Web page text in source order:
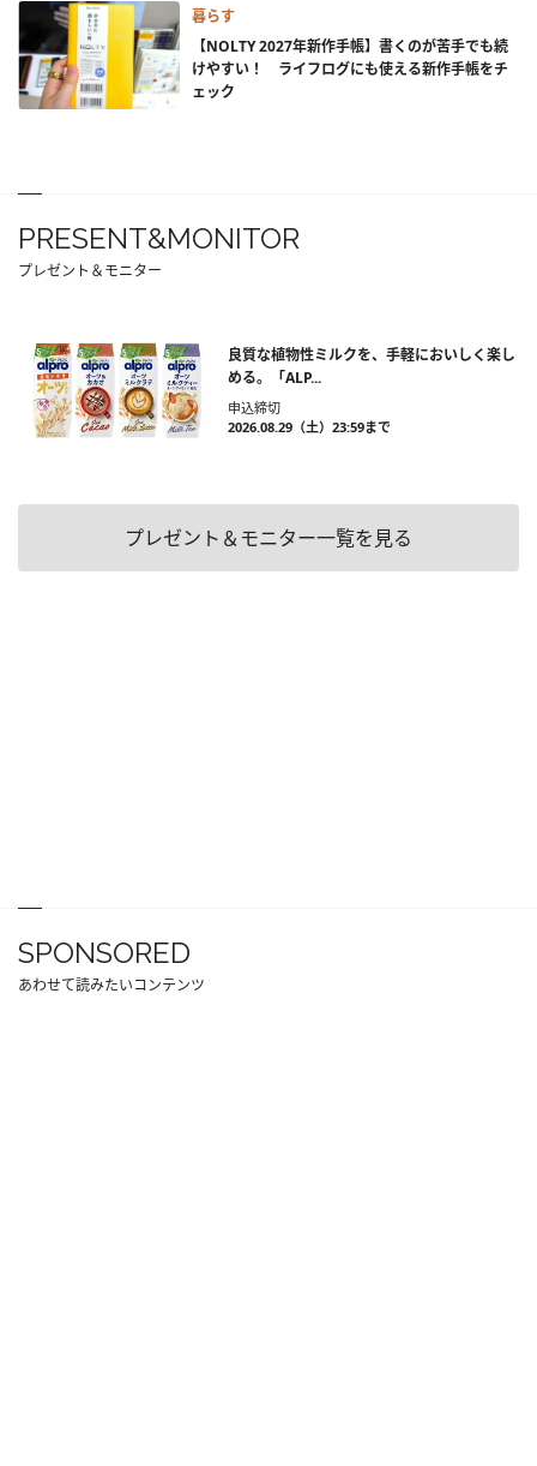
暮らす
【NOLTY 2027年新作手帳】書くのが苦手でも続
けやすい！ ライフログにも使える新作手帳をチ
ェック
PRESENT&MONITOR
プレゼント＆モニター
良質な植物性ミルクを、手軽においしく楽し
める。「ALP...
申込締切
2026.08.29（土）23:59まで
プレゼント＆モニター一覧を見る
SPONSORED
あわせて読みたいコンテンツ